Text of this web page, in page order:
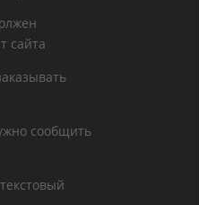
сайта
сообщить